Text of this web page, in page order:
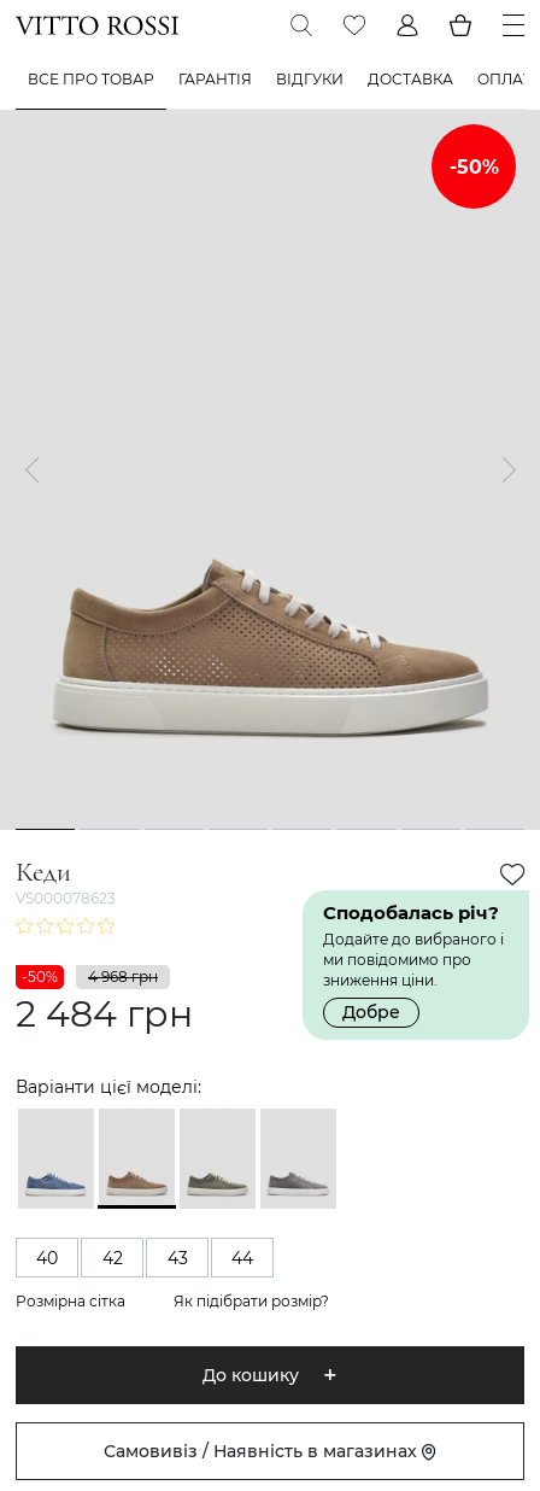
ВСЕ ПРО ТОВАР ГАРАНТІЯ ВІДГУКИ ДОСТАВКА
1 2 3 4 5 6 7 8
Кеди
VS000078623
Сподобалась річ?
Додайте до вибраного і
ми повідомимо про
зниження ціни.
Добре
-50% 4 968 грн
2 484 грн
Варіанти цієї моделі:
40 42 43 44
Розмірна сітка Як підібрати розмір?
До кошику
Самовивіз / Наявність в магазинах